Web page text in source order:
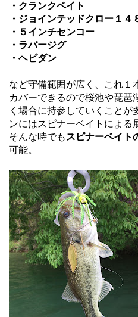
・クランクベイト
・ジョインテッドクロー１４
・５インチセンコー
・ラバージグ
・ヘビダン
など守備範囲が広く、これ１
カバーできるので桜池や琵琶
く場合に持参していくこと
ンにはスピナーベイトによる
そんな時でも スピナーベイト
可能。